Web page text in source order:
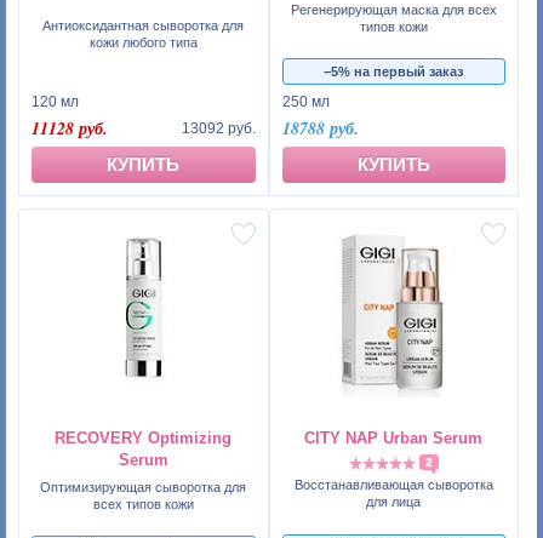
Антиоксидантная сыворотка для
кожи любого типа
120 мл
11128 руб. 13092 руб.
КУПИТЬ
Регенерирующая маска для всех
типов кожи
−5% на первый заказ
250 мл
18788 руб.
КУПИТЬ
RECOVERY Optimizing
Serum
Оптимизирующая сыворотка для
всех типов кожи
CITY NAP Urban Serum
2
Восстанавливающая сыворотка
для лица